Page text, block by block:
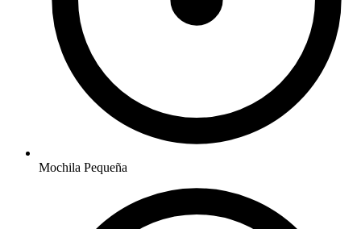
Mochila Pequeña